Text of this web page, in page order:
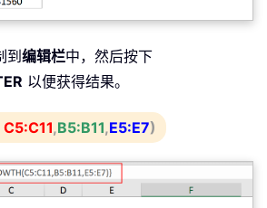
到编辑栏中，然后按下
以便获得结果。
C5:C11,B5:B11,E5:E7)